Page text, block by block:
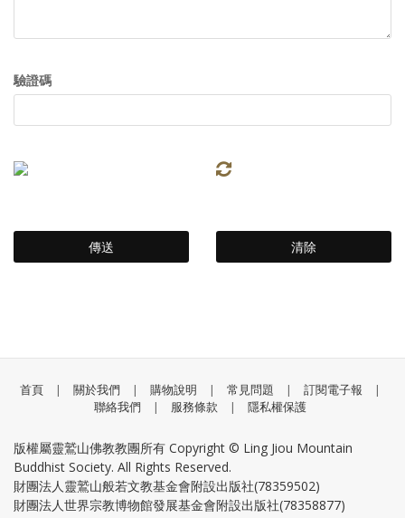
驗證碼
首頁 | 關於我們 | 購物說明 | 常見問題 | 訂閱電子報
|
聯絡我們
| 服務條款 | 隱私權保護
版權屬靈鷲山佛教教團所有 Copyright © Ling Jiou Mountain
Buddhist Society. All Rights Reserved.
財團法人靈鷲山般若文教基金會附設出版社(78359502)
財團法人世界宗教博物館發展基金會附設出版社(78358877)